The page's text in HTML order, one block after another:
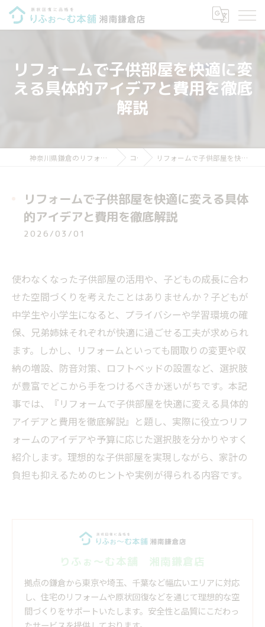
リフォームで子供部屋を快適に変
える具体的アイデアと費用を徹底
解説
神奈川県鎌倉のリフォームならりふぉ～む本舗 湘南鎌倉店 コラム リフォームで子供部屋を快適に変える具体的アイデアと費用を徹底解説
リフォームで子供部屋を快適に変える具体
的アイデアと費用を徹底解説
2026/03/01
使わなくなった子供部屋の活用や、子どもの成長に合わ
せた空間づくりを考えたことはありませんか？子どもが
中学生や小学生になると、プライバシーや学習環境の確
保、兄弟姉妹それぞれが快適に過ごせる工夫が求められ
ます。しかし、リフォームといっても間取りの変更や収
納の増設、防音対策、ロフトベッドの設置など、選択肢
が豊富でどこから手をつけるべきか迷いがちです。本記
事では、『リフォームで子供部屋を快適に変える具体的
アイデアと費用を徹底解説』と題し、実際に役立つリフ
ォームのアイデアや予算に応じた選択肢を分かりやすく
紹介します。理想的な子供部屋を実現しながら、家計の
負担も抑えるためのヒントや実例が得られる内容です。
りふぉ～む本舗 湘南鎌倉店
拠点の鎌倉から東京や埼玉、千葉など幅広いエリアに対応
し、住宅のリフォームや原状回復などを通じて理想的な空
間づくりをサポートいたします。安全性と品質にこだわっ